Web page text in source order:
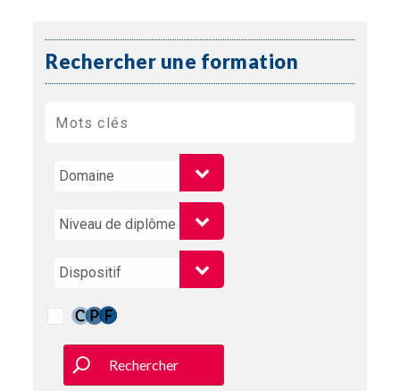
Rechercher une formation
Rechercher